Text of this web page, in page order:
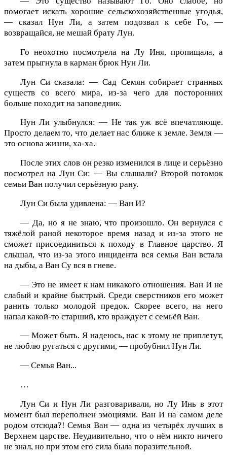
помогает искать хорошие сельскохозяйственные угодья,
— сказал Нун Ли, а затем подозвал к себе Го, —
возвращайся, не мешай брату Лун.
Го неохотно посмотрела на Лу Иня, пропищала, а
затем прыгнула в карман брюк Нун Ли.
Лун Си сказала: — Сад Семян собирает странных
существ со всего мира, из-за чего для посторонних
больше походит на заповедник.
Нун Ли улыбнулся: — Не так уж всё впечатляюще.
Просто делаем то, что делает нас ближе к земле. Земля —
это основа жизни, ха-ха.
После этих слов он резко изменился в лице и серьёзно
посмотрел на Лун Си: — Вы слышали? Второй потомок
семьи Ван получил серьёзную рану.
Лун Си была удивлена: — Ван И?
— Да, но я не знаю, что произошло. Он вернулся с
тяжёлой раной некоторое время назад и из-за этого не
сможет присоединиться к походу в Главное царство. Я
слышал, что из-за этого инцидента вся семья Ван встала
на дыбы, а Ван Су вся в гневе.
— Это не имеет к нам никакого отношения. Ван И не
слабый и крайне быстрый. Среди сверстников его может
ранить только молодой предок. Скорее всего, на него
напал какой-то старший, кто враждует с семьёй Ван.
— Может быть. Я надеюсь, нас к этому не приплетут,
не люблю ругаться с другими, — пробубнил Нун Ли.
— Семья Ван...
…
Лун Си и Нун Ли разговаривали, но Лу Инь в этот
момент был переполнен эмоциями. Ван И на самом деле
родом отсюда?! Семья Ван — одна из четырёх лучших в
Верхнем царстве. Неудивительно, что о нём никто ничего
не знал, но при этом его сила была поразительной.